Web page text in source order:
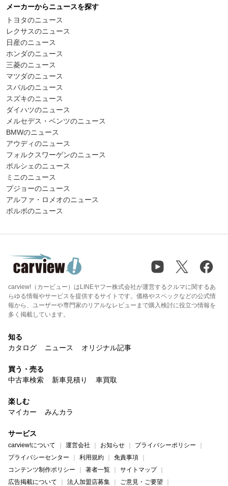
メーカーからニュースを探す
トヨタのニュース
レクサスのニュース
日産のニュース
ホンダのニュース
三菱のニュース
マツダのニュース
スバルのニュース
スズキのニュース
ダイハツのニュース
メルセデス・ベンツのニュース
BMWのニュース
アウディのニュース
フォルクスワーゲンのニュース
ポルシェのニュース
ミニのニュース
プジョーのニュース
アルファ・ロメオのニュース
ボルボのニュース
carview!（カービュー）はLINEヤフー株式会社が運営するクルマに関するあ
らゆる情報やサービスを提供するサイトです。価格やスペックなどの公式情
報から、ユーザーや専門家のリアルなレビューまで購入検討に役立つ情報を
多く掲載しています。
知る
カタログ
ニュース オリジナル記事
買う・売る
中古車検索
新車見積り 車買取
楽しむ
マイカー
みんカラ
サービス
carview!について 運営会社 お知らせ
プライバシーポリシー
プライバシーセンター
利用規約
免責事項
コンテンツ制作ポリシー
著者一覧
サイトマップ
広告掲載について
法人加盟店募集 ご意見・ご要望